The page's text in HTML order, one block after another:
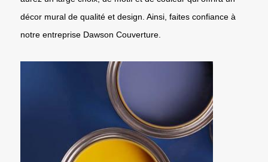
décor mural de qualité et design. Ainsi, faites confiance à
notre entreprise Dawson Couverture.